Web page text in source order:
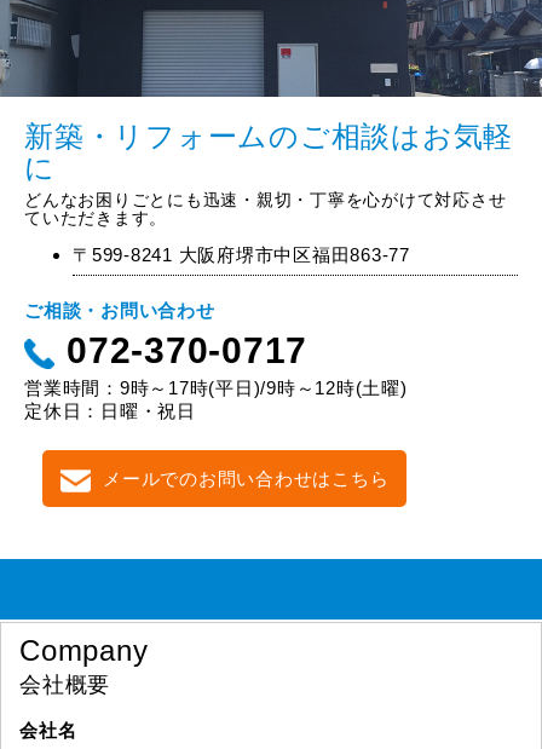
新築・リフォームのご相談はお気軽
に
どんなお困りごとにも迅速・親切・丁寧を心がけて対応させ
ていただきます。
〒599-8241 大阪府堺市中区福田863-77
ご相談・お問い合わせ
072-370-0717
営業時間：9時～17時(平日)/9時～12時(土曜)
定休日：日曜・祝日
メールでのお問い合わせはこちら
Company
会社概要
会社名